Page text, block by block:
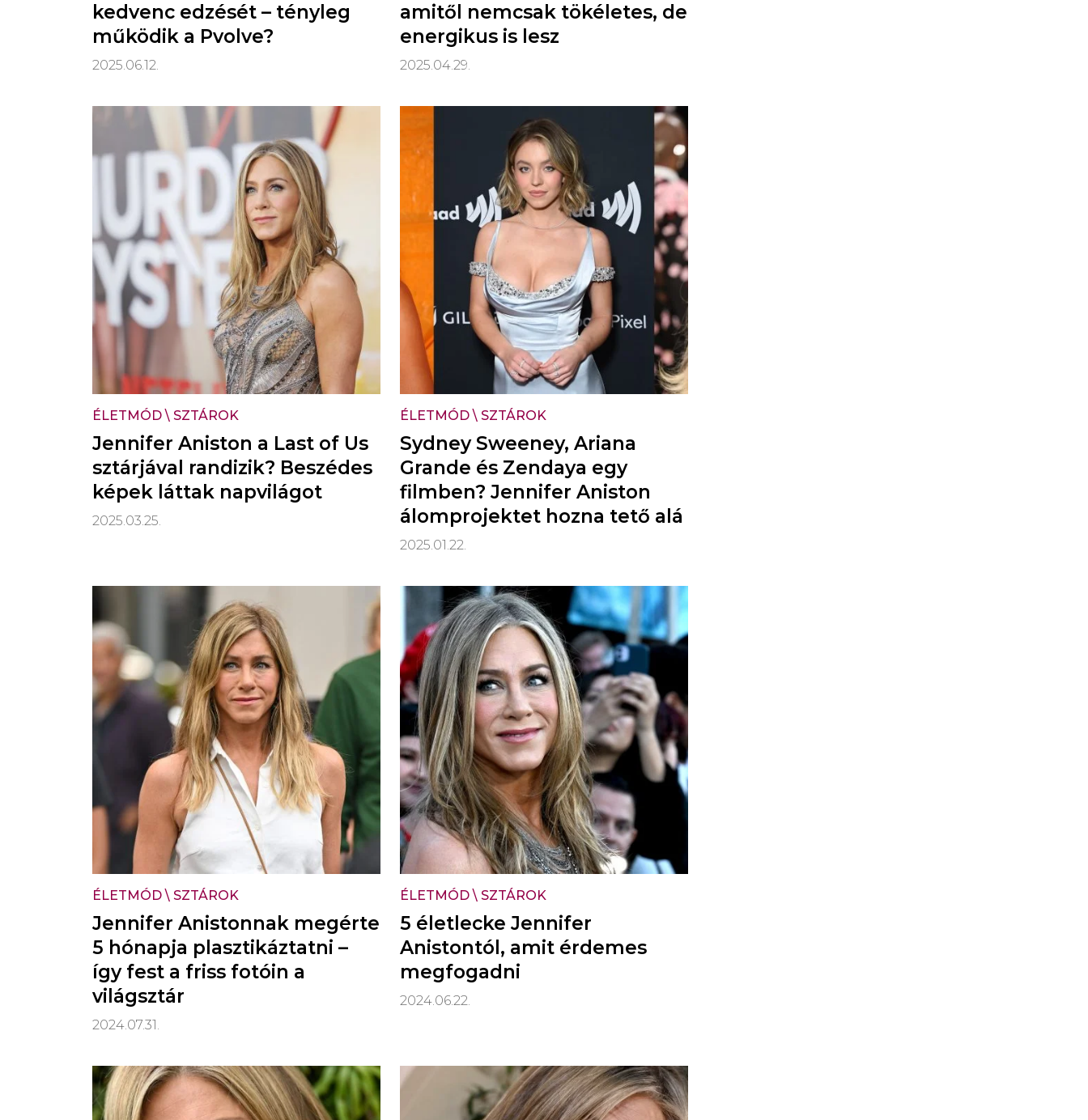
kedvenc edzését – tényleg
működik a Pvolve?
2025.06.12.
amitől nemcsak tökéletes, de
energikus is lesz
2025.04.29.
ÉLETMÓD\ SZTÁROK
Jennifer Aniston a Last of Us
sztárjával randizik? Beszédes
képek láttak napvilágot
2025.03.25.
ÉLETMÓD\ SZTÁROK
Sydney Sweeney, Ariana
Grande és Zendaya egy
filmben? Jennifer Aniston
álomprojektet hozna tető alá
2025.01.22.
ÉLETMÓD\ SZTÁROK
Jennifer Anistonnak megérte
5 hónapja plasztikáztatni –
így fest a friss fotóin a
világsztár
2024.07.31.
ÉLETMÓD\ SZTÁROK
5 életlecke Jennifer
Anistontól, amit érdemes
megfogadni
2024.06.22.